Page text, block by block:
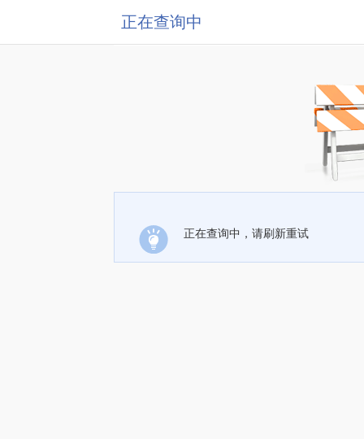
正在查询中
正在查询中，请刷新重试